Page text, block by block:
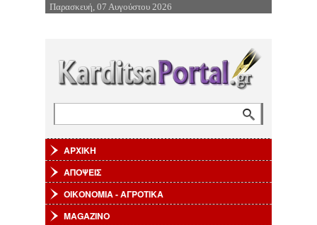
Επιστροφή στην Πλοήγηση
Παρασκευή, 07 Αυγούστου 2026
ΑΡΧΙΚΗ
ΑΠΟΨΕΙΣ
ΟΙΚΟΝΟΜΙΑ - ΑΓΡΟΤΙΚΑ
MAGAZINO